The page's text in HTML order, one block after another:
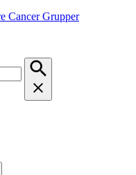
Cancer Grupper